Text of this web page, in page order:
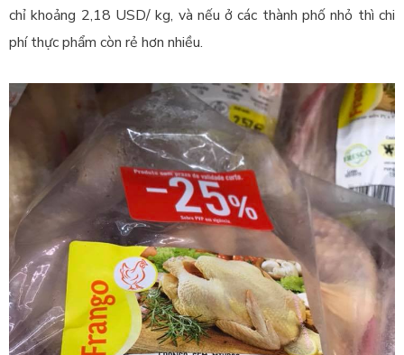
chỉ khoảng 2,18 USD/ kg, và nếu ở các thành phố nhỏ thì chi
phí thực phẩm còn rẻ hơn nhiều.